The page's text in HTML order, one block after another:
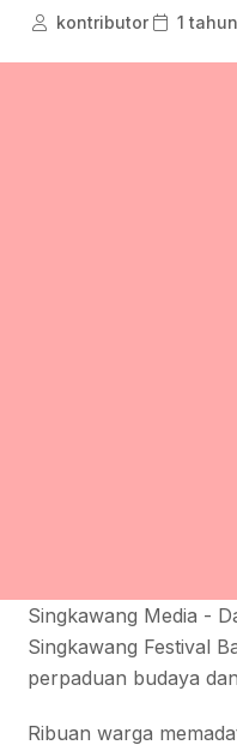
kontributor 1
Singkawang Media -
Singkawang Festival
perpaduan budaya
Ribuan warga